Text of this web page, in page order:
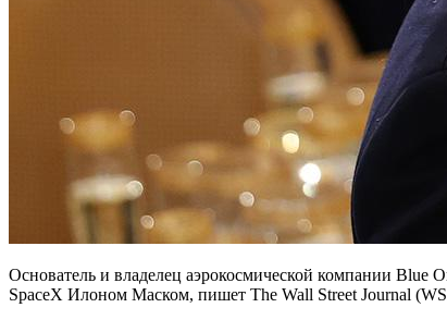
Основатель и владелец аэрокосмической компании Blue
SpaceX Илоном Маском, пишет The Wall Street Journal